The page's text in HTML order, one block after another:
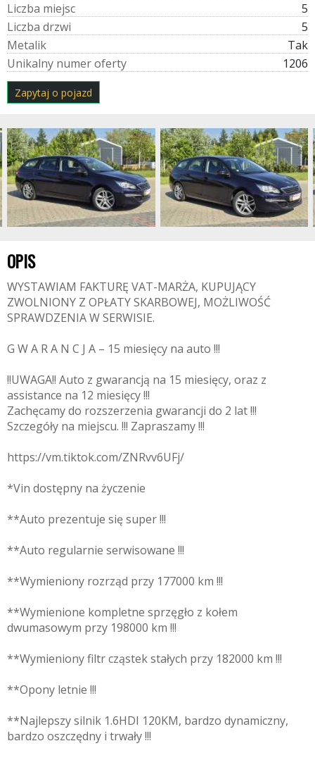
Liczba miejsc
5
Liczba drzwi
5
Metalik
Tak
Unikalny numeroferty 1206
Zapytaj o pojazd
OPIS
WYSTAWIAM FAKTURĘ VAT-MARŻA, KUPUJĄCY
ZWOLNIONY Z OPŁATY SKARBOWEJ, MOŻLIWOŚĆ
SPRAWDZENIA W SERWISIE.
G W A R A N C J A – 15 miesięcy na auto !!!
!!UWAGA!! Auto z gwarancją na 15 miesięcy, oraz z
assistance na 12 miesięcy !!!
Zachęcamy do rozszerzenia gwarancji do 2 lat !!!
Szczegóły na miejscu. !!! Zapraszamy !!!
https://vm.tiktok.com/ZNRvv6UFj/
*Vin dostępny na życzenie
**Auto prezentuje się super !!!
**Auto regularnie serwisowane !!!
**Wymieniony rozrząd przy 177000 km !!!
**Wymienione kompletne sprzęgło z kołem
dwumasowym przy 198000 km !!!
**Wymieniony filtr cząstek stałych przy 182000 km !!!
**Opony letnie !!!
**Najlepszy silnik 1.6HDI 120KM, bardzo dynamiczny,
bardzo oszczędny i trwały !!!